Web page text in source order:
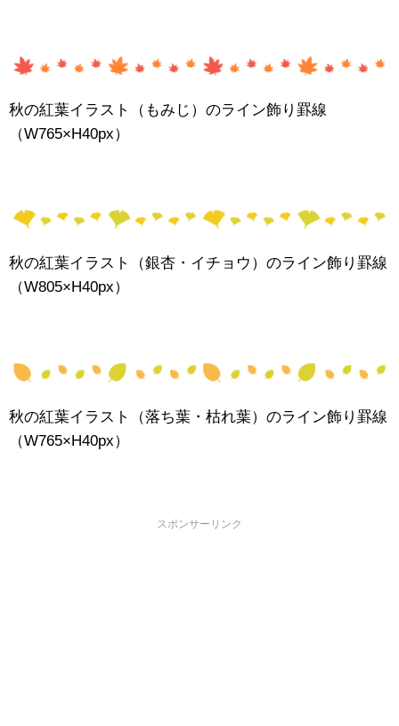
秋の紅葉イラスト（もみじ）のライン飾り罫線
（W765×H40px）
秋の紅葉イラスト（銀杏・イチョウ）のライン飾り罫線
（W805×H40px）
秋の紅葉イラスト（落ち葉・枯れ葉）のライン飾り罫線
（W765×H40px）
スポンサーリンク